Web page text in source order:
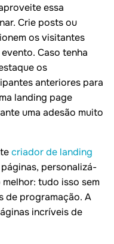
essa
Crie posts ou
os visitantes
Caso tenha
os
anteriores para
landing page
uma adesão muito
criador de landing
personalizá-
tudo isso sem
de programação. A
incríveis de